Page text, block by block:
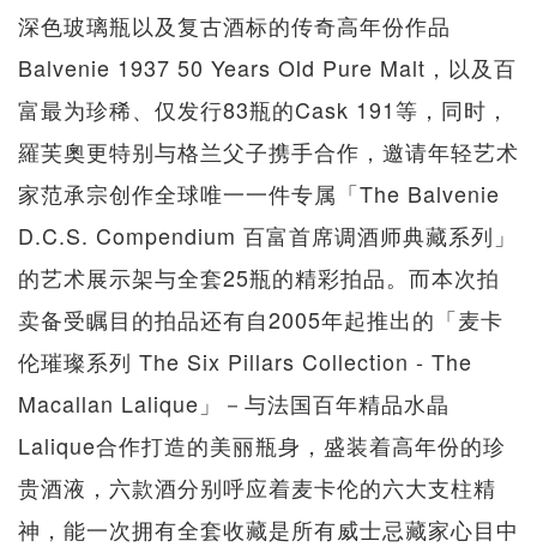
深色玻璃瓶以及复古酒标的传奇高年份作品
Balvenie 1937 50 Years Old Pure Malt，以及百
富最为珍稀、仅发行83瓶的Cask 191等，同时，
羅芙奧更特别与格兰父子携手合作，邀请年轻艺术
家范承宗创作全球唯一一件专属「The Balvenie
D.C.S. Compendium 百富首席调酒师典藏系列」
的艺术展示架与全套25瓶的精彩拍品。而本次拍
卖备受瞩目的拍品还有自2005年起推出的「麦卡
伦璀璨系列 The Six Pillars Collection - The
Macallan Lalique」－与法国百年精品水晶
Lalique合作打造的美丽瓶身，盛装着高年份的珍
贵酒液，六款酒分别呼应着麦卡伦的六大支柱精
神，能一次拥有全套收藏是所有威士忌藏家心目中